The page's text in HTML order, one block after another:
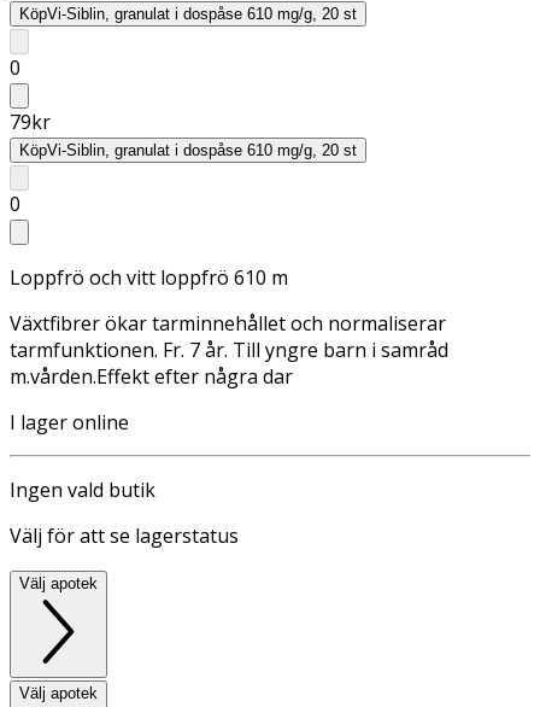
KöpVi-Siblin, granulat i dospåse 610 mg/g, 20 st
0
79kr
KöpVi-Siblin, granulat i dospåse 610 mg/g, 20 st
0
Loppfrö och vitt loppfrö 610 m
Växtfibrer ökar tarminnehållet och normaliserar
tarmfunktionen. Fr. 7 år. Till yngre barn i samråd
m.vården.Effekt efter några dar
I lager online
Ingen vald butik
Välj för att se lagerstatus
Välj apotek
Välj apotek